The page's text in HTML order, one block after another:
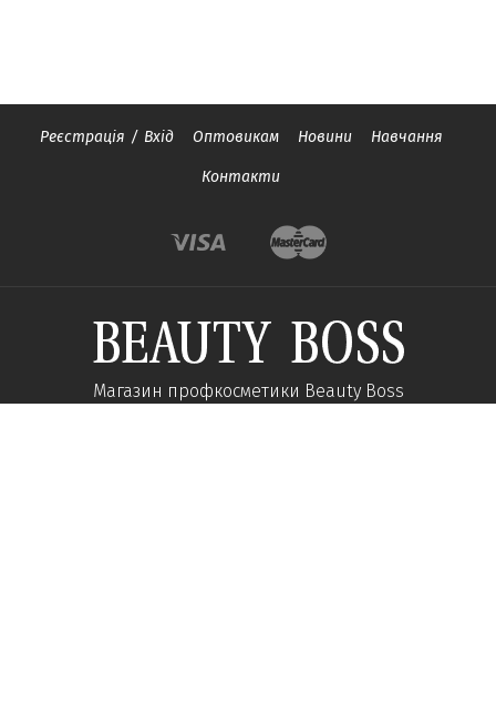
Реєстрація / Вхід Оптовикам Новини Навчання
Контакти
Магазин профкосметики Beauty Boss